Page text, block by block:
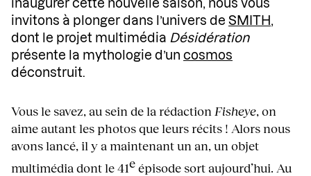
inaugurer cette nouvelle saison, nous vous
invitons à plonger dans l’univers de SMITH ,
dont le projet multimédia Désidération
présente la mythologie d’un cosmos
déconstruit.
Vous le savez, au sein de la rédaction Fisheye, on
aime autant les photos que leurs récits ! Alors nous
avons lancé, il y a maintenant un an, un objet
multimédia dont le 41eépisode sort aujourd’hui. Au